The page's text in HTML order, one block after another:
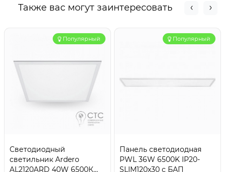
Также вас могут заинтересовать
Популярный
Светодиодный
светильник Ardero
AL2120ARD 40W 6500К
Популярный
Панель светодиодная
PWL 36W 6500K IP20-
SLIM120х30 c БАП